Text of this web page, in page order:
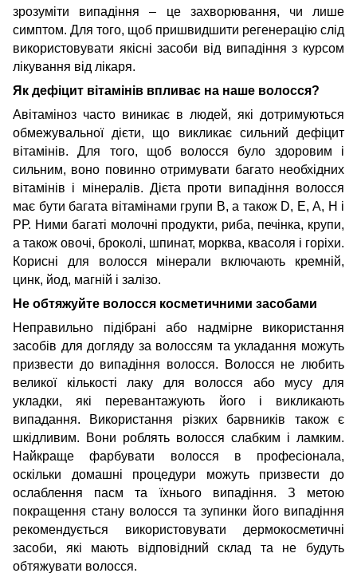
зрозуміти випадіння – це захворювання, чи лише
симптом. Для того, щоб пришвидшити регенерацію слід
використовувати якісні засоби від випадіння з курсом
лікування від лікаря.
Як дефіцит вітамінів впливає на наше волосся?
Авітаміноз часто виникає в людей, які дотримуються
обмежувальної дієти, що викликає сильний дефіцит
вітамінів. Для того, щоб волосся було здоровим і
сильним, воно повинно отримувати багато необхідних
вітамінів і мінералів. Дієта проти випадіння волосся
має бути багата вітамінами групи В, а також D, Е, А, Н і
РР. Ними багаті молочні продукти, риба, печінка, крупи,
а також овочі, броколі, шпинат, морква, квасоля і горіхи.
Корисні для волосся мінерали включають кремній,
цинк, йод, магній і залізо.
Не обтяжуйте волосся косметичними засобами
Неправильно підібрані або надмірне використання
засобів для догляду за волоссям та укладання можуть
призвести до випадіння волосся. Волосся не любить
великої кількості лаку для волосся або мусу для
укладки, які перевантажують його і викликають
випадання. Використання різких барвників також є
шкідливим. Вони роблять волосся слабким і ламким.
Найкраще фарбувати волосся в професіонала,
оскільки домашні процедури можуть призвести до
ослаблення пасм та їхнього випадіння. З метою
покращення стану волосся та зупинки його випадіння
рекомендується використовувати дермокосметичні
засоби, які мають відповідний склад та не будуть
обтяжувати волосся.